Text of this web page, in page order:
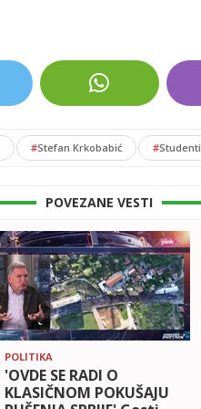
#Stefan Krkobabić #Studenti
POVEZANE VESTI
POLITIKA
'OVDE SE RADI O
KLASIČNOM POKUŠAJU